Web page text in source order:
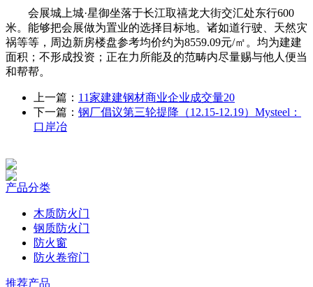
会展城上城·星御坐落于长江取禧龙大街交汇处东行600
米。能够把会展做为置业的选择目标地。诸如道行驶、天然灾
祸等等，周边新房楼盘参考均价约为8559.09元/㎡。均为建建
面积；不形成投资；正在力所能及的范畴内尽量赐与他人便当
和帮帮。
上一篇： 11家建建钢材商业企业成交量20
下一篇： 钢厂倡议第三轮提降（12.15-12.19）Mysteel：
口岸冶
产品分类
木质防火门
钢质防火门
防火窗
防火卷帘门
推荐产品